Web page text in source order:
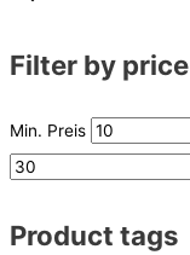
Filter by price
Min. Preis
Product tags